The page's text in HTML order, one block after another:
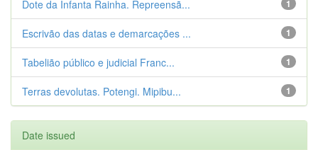
1
Dote da Infanta Rainha. Repreensã...
1
Escrivão das datas e demarcações ...
1
Tabelião público e judicial Franc...
1
Terras devolutas. Potengi. Mipibu...
Date issued